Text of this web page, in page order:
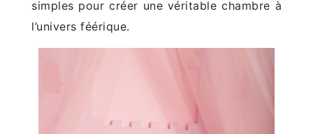
simples pour créer une véritable chambre à
l’univers féérique.